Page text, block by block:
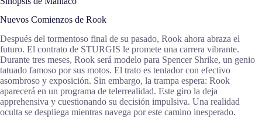
Nuevos Comienzos de Rook
Después del tormentoso final de su pasado, Rook ahora abraza el
futuro. El contrato de STURGIS le promete una carrera vibrante.
Durante tres meses, Rook será modelo para Spencer Shrike, un genio
tatuado famoso por sus motos. El trato es tentador con efectivo
asombroso y exposición. Sin embargo, la trampa espera: Rook
aparecerá en un programa de telerrealidad. Este giro la deja
apprehensiva y cuestionando su decisión impulsiva. Una realidad
oculta se despliega mientras navega por este camino inesperado.